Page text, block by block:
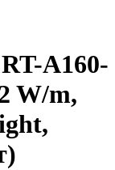
A160-
W/m,